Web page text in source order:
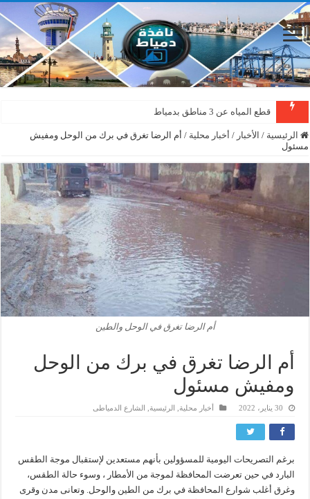
قطع المياه عن 3 مناطق بدمياط
الرئيسية / الأخبار / أخبار محلية / أم الرضا تغرق في برك من الوحل ومفيش
مسئول
أم الرضا تغرق في الوحل والطين
أم الرضا تغرق في برك من الوحل
ومفيش مسئول
30 يناير، 2022 أخبار محلية الرئيسية الشارع الدمياطى
برغم التصريحات اليومية للمسؤولين بأنهم مستعدين لإستقبال موجة الطقس
البارد في حين تعرضت المحافظة لموجة من الأمطار ، وسوء حالة الطقس،
وغرق أغلب شوارع المحافظة في برك من الطين والوحل. ‏وتعانى مدن وقرى